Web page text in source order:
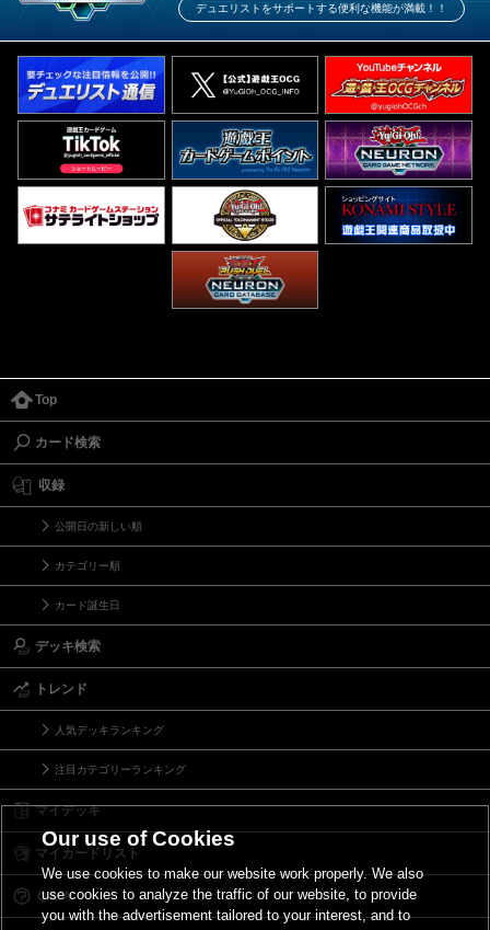
デュエリストをサポートする便利な機能が満載！！
Top
カード検索
収録
公開日の新しい順
カテゴリー順
カード誕生日
デッキ検索
トレンド
人気デッキランキング
注目カテゴリーランキング
マイデッキ
マイカードリスト
Ｑ＆Ａ
Our use of Cookies
We use cookies to make our website work properly. We also
use cookies to analyze the traffic of our website, to provide
you with the advertisement tailored to your interest, and to